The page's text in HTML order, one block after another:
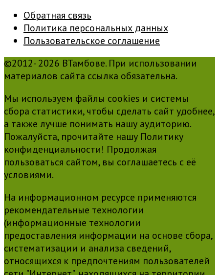
Обратная связь
Политика персональных данных
Пользовательское соглашение
©2012- 2026 ВТамбове. При использовании
материалов сайта ссылка обязательна.
Мы используем файлы cookies и системы
сбора статистики, чтобы сделать сайт удобнее,
а также лучше понимать нашу аудиторию.
Пожалуйста, прочитайте нашу Политику
конфиденциальности! Продолжая
пользоваться сайтом, вы соглашаетесь с её
условиями.
На информационном ресурсе применяются
рекомендательные технологии
(информационные технологии
предоставления информации на основе сбора,
систематизации и анализа сведений,
относящихся к предпочтениям пользователей